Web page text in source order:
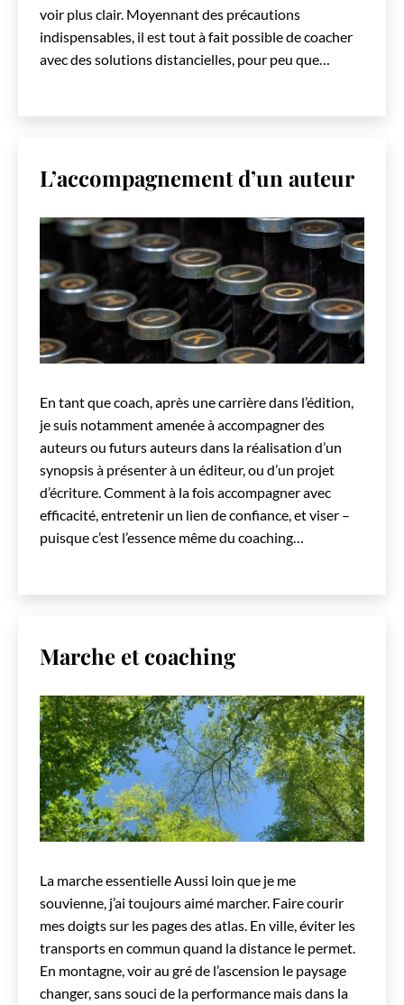
voir plus clair. Moyennant des précautions
indispensables, il est tout à fait possible de coacher
avec des solutions distancielles, pour peu que…
L’accompagnement d’un auteur
En tant que coach, après une carrière dans l’édition,
je suis notamment amenée à accompagner des
auteurs ou futurs auteurs dans la réalisation d’un
synopsis à présenter à un éditeur, ou d’un projet
d’écriture. Comment à la fois accompagner avec
efficacité, entretenir un lien de confiance, et viser –
puisque c’est l’essence même du coaching…
Marche et coaching
La marche essentielle Aussi loin que je me
souvienne, j’ai toujours aimé marcher. Faire courir
mes doigts sur les pages des atlas. En ville, éviter les
transports en commun quand la distance le permet.
En montagne, voir au gré de l’ascension le paysage
changer, sans souci de la performance mais dans la